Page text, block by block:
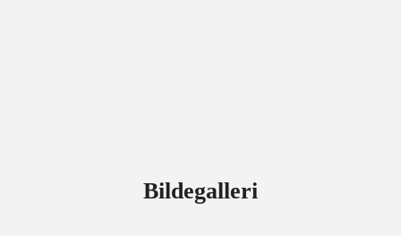
Bildegalleri